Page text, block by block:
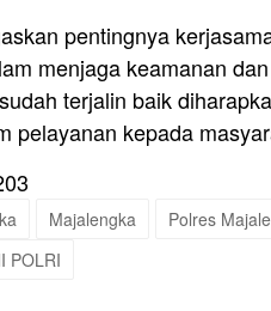
pentingnya
menjaga keamanan
terjalin baik
pelayanan kepada
Majalengka Polres
POLRI